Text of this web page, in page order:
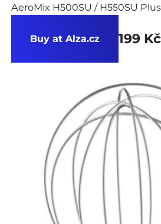
AeroMix H500SU / H550SU
Buy at Alza.cz 199 Kč